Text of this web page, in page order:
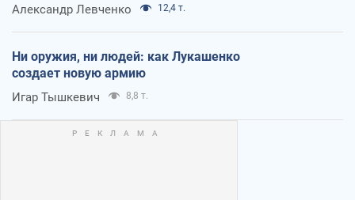
Александр Левченко 12,4 т.
Ни оружия, ни людей: как Лукашенко
создает новую армию
Игар Тышкевич 8,8 т.